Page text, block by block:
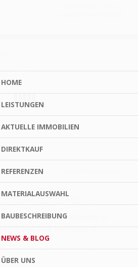
HOME
LEISTUNGEN
AKTUELLE IMMOBILIEN
DIREKTKAUF
REFERENZEN
MATERIALAUSWAHL
BAUBESCHREIBUNG
NEWS & BLOG
ÜBER UNS
Kommentar
sein, um einen Kommentar zu
wird nicht veröffentlicht.